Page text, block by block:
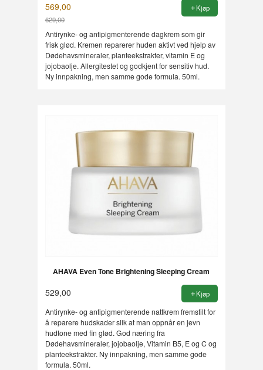
569,00
629,00
Rabatt
Kjøp
Antirynke- og antipigmenterende dagkrem som gir
frisk glød. Kremen reparerer huden aktivt ved hjelp av
Dødehavsmineraler, planteekstrakter, vitamin E og
jojobaolje. Allergitestet og godkjent for sensitiv hud.
Ny innpakning, men samme gode formula. 50ml.
AHAVA Even Tone Brightening Sleeping Cream
529,00 Kjøp
Antirynke- og antipigmenterende nattkrem fremstilt for
å reparere hudskader slik at man oppnår en jevn
hudtone med fin glød. God næring fra
Dødehavsmineraler, jojobaolje, Vitamin B5, E og C og
planteekstrakter. Ny innpakning, men samme gode
formula. 50ml.